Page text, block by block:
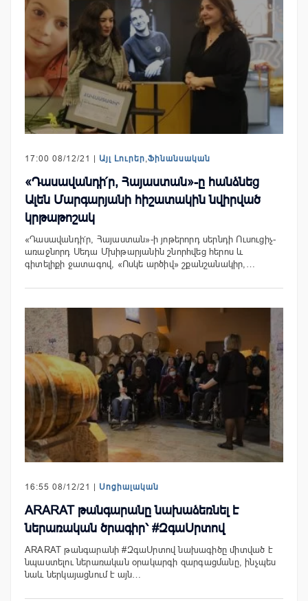
17:00 08/12/21 | Այլ Լուրեր Ֆինանսական
«Դասավանդի՛ր, Հայաստան»-ը հանձնեց
Ալեն Մարգարյանի հիշատակին նվիրված
կրթաթոշակ
«Դասավանդի՛ր, Հայաստան»-ի յոթերորդ սերնդի Ուսուցիչ-
առաջնորդ Սեդա Մխիթարյանին շնորհվեց հերոս և
գիտելիքի ջատագով, «Ոսկե արծիվ» շքանշանակիր,…
16:55 08/12/21 | Սոցիալական
ARARAT թանգարանը նախաձեռնել է
ներառական ծրագիր՝ #ԶգաՍրտով
ARARAT թանգարանի #ԶգաՍրտով նախագիծը միտված է
նպաստելու ներառական օրակարգի զարգացմանը, ինչպես
նաև ներկայացնում է այն…